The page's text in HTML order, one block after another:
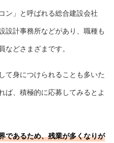
ン」と呼ばれる総合建設会社
設計事務所などがあり、職種も
などさまざまです。
て身につけられることも多いた
ば、積極的に応募してみるとよ
であるため、残業が多くなりが